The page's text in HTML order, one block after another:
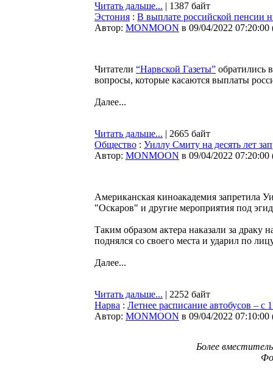
Читать дальше... | 1387 байт
Эстония : В выплате российской пенсии
Автор: MONMOON в 09/04/2022 07:20:00
Читатели “Нарвской Газеты” обратились
вопросы, которые касаются выплаты
Далее...
Читать дальше... | 2665 байт
Общество : Уиллу Смиту на десять лет
Автор: MONMOON в 09/04/2022 07:20:00
Американская киноакадемия запретила
"Оскаров" и другие мероприятия под
Таким образом актера наказали за
поднялся со своего места и ударил по
Далее...
Читать дальше... | 2252 байт
Нарва : Летнее расписание автобусов – с
Автор: MONMOON в 09/04/2022 07:10:00
Более